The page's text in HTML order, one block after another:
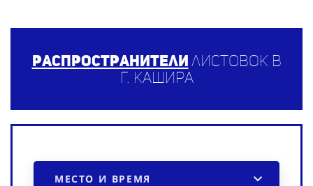
Распространители листовок в
г. Кашира
МЕСТО И ВРЕМЯ